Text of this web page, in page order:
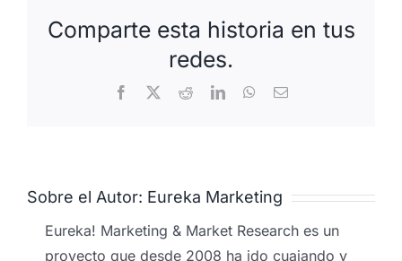
Comparte esta historia en tus
redes.
Facebook RedditLinkedInWhatsApp
Correo
Sobre el Autor: Eureka Marketing
Eureka! Marketing & Market Research es un
proyecto que desde 2008 ha ido cuajando y